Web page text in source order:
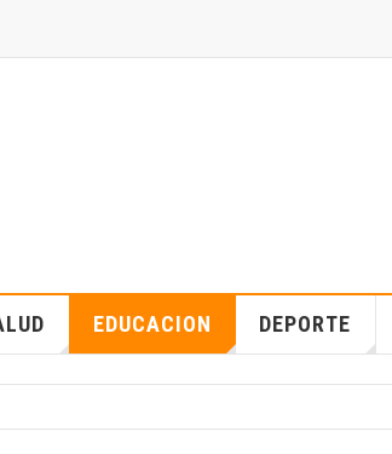
EDUCACION DEPORTE